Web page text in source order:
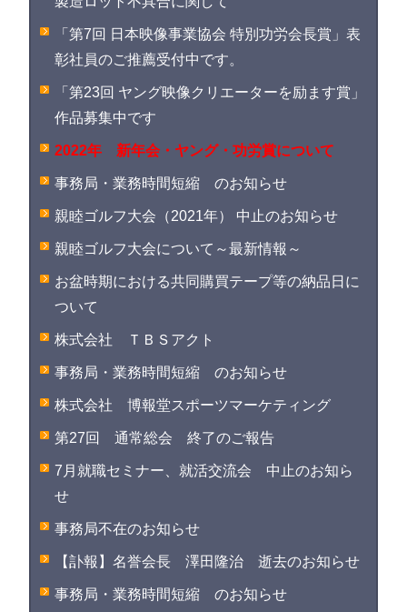
「第7回 日本映像事業協会 特別功労会長賞」表
彰社員のご推薦受付中です。
「第23回 ヤング映像クリエーターを励ます賞」
作品募集中です
2022年 新年会・ヤング・功労賞について
事務局・業務時間短縮 のお知らせ
親睦ゴルフ大会（2021年） 中止のお知らせ
親睦ゴルフ大会について～最新情報～
お盆時期における共同購買テープ等の納品日に
ついて
株式会社 ＴＢＳアクト
事務局・業務時間短縮 のお知らせ
株式会社 博報堂スポーツマーケティング
第27回 通常総会 終了のご報告
7月就職セミナー、就活交流会 中止のお知ら
せ
事務局不在のお知らせ
【訃報】名誉会長 澤田隆治 逝去のお知らせ
事務局・業務時間短縮 のお知らせ